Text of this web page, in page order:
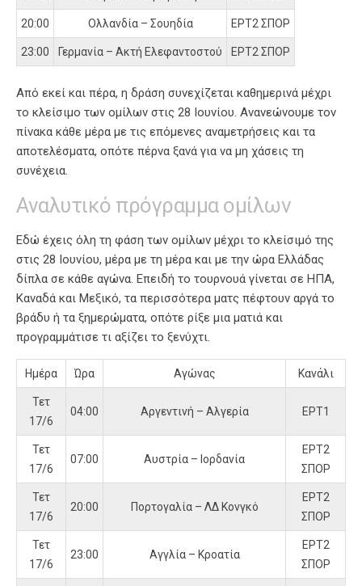
20:00 Ολλανδία – Σουηδία ΕΡΤ2 ΣΠΟΡ
23:00 Γερμανία – Ακτή Ελεφαντοστού ΕΡΤ2 ΣΠΟΡ
Από εκεί και πέρα, η δράση συνεχίζεται καθημερινά μέχρι
το κλείσιμο των ομίλων στις 28 Ιουνίου. Ανανεώνουμε τον
πίνακα κάθε μέρα με τις επόμενες αναμετρήσεις και τα
αποτελέσματα, οπότε πέρνα ξανά για να μη χάσεις τη
συνέχεια.
Αναλυτικό πρόγραμμα ομίλων
Εδώ έχεις όλη τη φάση των ομίλων μέχρι το κλείσιμό της
στις 28 Ιουνίου, μέρα με τη μέρα και με την ώρα Ελλάδας
δίπλα σε κάθε αγώνα. Επειδή το τουρνουά γίνεται σε ΗΠΑ,
Καναδά και Μεξικό, τα περισσότερα ματς πέφτουν αργά το
βράδυ ή τα ξημερώματα, οπότε ρίξε μια ματιά και
προγραμμάτισε τι αξίζει το ξενύχτι.
Ημέρα Ώρα Αγώνας Κανάλι
Τετ
17/6
04:00 Αργεντινή – Αλγερία ΕΡΤ1
Τετ
17/6
07:00 Αυστρία – Ιορδανία
ΕΡΤ2
ΣΠΟΡ
Τετ
17/6
20:00 Πορτογαλία – ΛΔ Κονγκό
ΕΡΤ2
ΣΠΟΡ
Τετ
17/6
23:00 Αγγλία – Κροατία
ΕΡΤ2
ΣΠΟΡ